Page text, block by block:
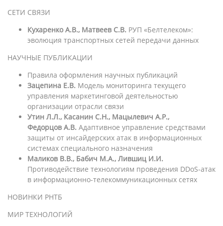
СЕТИ СВЯЗИ
Кухаренко А.В., Матвеев С.В. РУП «Белтелеком»:
эволюция транспортных сетей передачи данных
НАУЧНЫЕ ПУБЛИКАЦИИ
Правила оформления научных публикаций
Зацепина Е.В. Модель мониторинга текущего
управления маркетинговой деятельностью
организации отрасли связи
Утин Л.Л., Касанин С.Н., Мацылевич А.Р.,
Федорцов А.В. Адаптивное управление средствами
защиты от инсайдерских атак в информационных
системах специального назначения
Маликов В.В., Бабич М.А., Лившиц И.И.
Противодействие технологиям проведения DDoS-атак
в информационно-телекоммуникационных сетях
НОВИНКИ РНТБ
МИР ТЕХНОЛОГИЙ